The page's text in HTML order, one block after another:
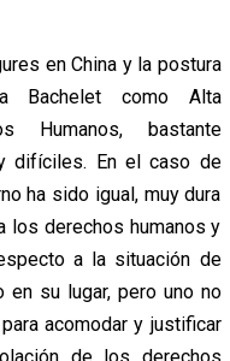
en China y la postura
Bachelet como Alta
Humanos, bastante
difíciles. En el caso de
ha sido igual, muy dura
los derechos humanos y
a la situación de
en su lugar, pero uno no
acomodar y justificar
de los derechos